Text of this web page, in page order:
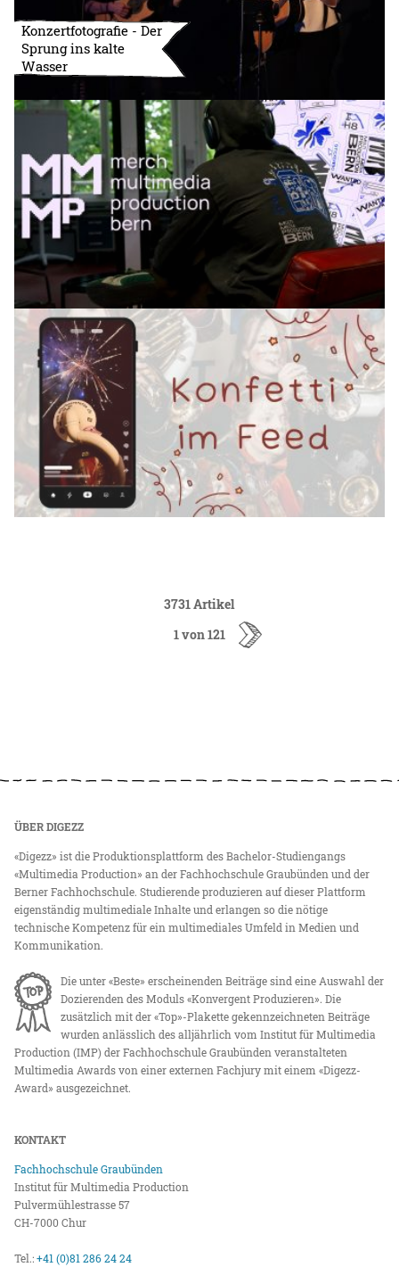
Konzertfotografie - Der
Sprung ins kalte
Wasser
3731 Artikel
1 von 121
ÜBER DIGEZZ
«Digezz» ist die Produktionsplattform des Bachelor-Studiengangs
«Multimedia Production» an der Fachhochschule Graubünden und der
Berner Fachhochschule. Studierende produzieren auf dieser Plattform
eigenständig multimediale Inhalte und erlangen so die nötige
technische Kompetenz für ein multimediales Umfeld in Medien und
Kommunikation.
Die unter «Beste» erscheinenden Beiträge sind eine Auswahl der
Dozierenden des Moduls «Konvergent Produzieren». Die
zusätzlich mit der «Top»-Plakette gekennzeichneten Beiträge
wurden anlässlich des alljährlich vom Institut für Multimedia
Production (IMP) der Fachhochschule Graubünden veranstalteten
Multimedia Awards von einer externen Fachjury mit einem «Digezz-
Award» ausgezeichnet.
KONTAKT
Fachhochschule Graubünden
Institut für Multimedia Production
Pulvermühlestrasse 57
CH-7000 Chur
Tel.:+41 (0)81 286 24 24